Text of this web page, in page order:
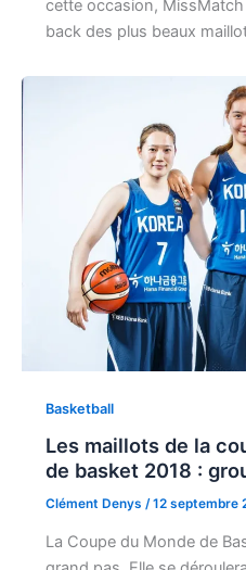
cette occasion,
back des plus beaux
Basketball
Les maillots de la
de basket 2018 :
Clément Denys /12 septembre
La Coupe du Monde de